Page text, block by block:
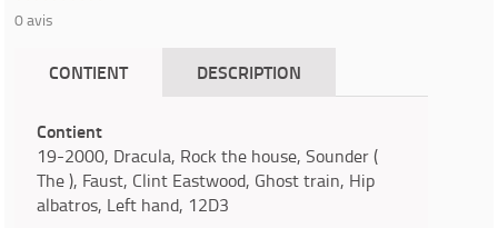
0avis
CONTIENT DESCRIPTION
Contient
19-2000, Dracula, Rock the house, Sounder (
The ), Faust, Clint Eastwood, Ghost train, Hip
albatros, Left hand, 12D3